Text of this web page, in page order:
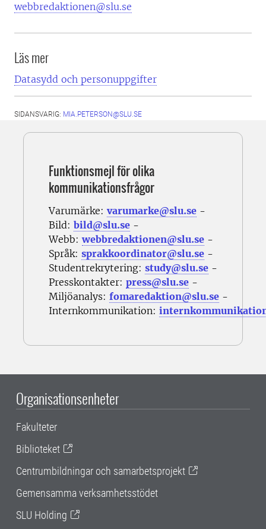
webbredaktionen@slu.se
Läs mer
Datasydd och personuppgifter
SIDANSVARIG: MIA.PETERSON@SLU.SE
Funktionsmejl för olika
kommunikationsfrågor
Varumärke: varumarke@slu.se -
Bild: bild@slu.se -
Webb:webbredaktionen@slu.se -
Språk: sprakkoordinator@slu.se -
Studentrekrytering: study@slu.se -
Presskontakter: press@slu.se -
Miljöanalys: fomaredaktion@slu.se -
Internkommunikation:
Organisationsenheter
Fakulteter
Biblioteket
Centrumbildningar och samarbetsprojekt
Gemensamma verksamhetsstödet
SLU Holding